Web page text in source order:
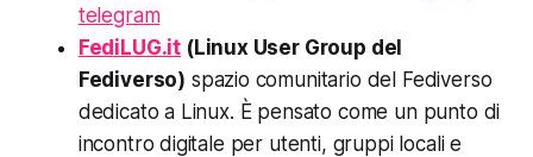
telegram
FediLUG.it (Linux User Group del
Fediverso) spazio comunitario del Fediverso
dedicato a Linux. È pensato come un punto di
incontro digitale per utenti, gruppi locali e